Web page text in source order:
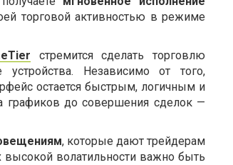
торговой активностью в режиме
стремится сделать торговлю
Независимо от того,
остается быстрым, логичным и
до совершения сделок —
, которые дают трейдерам
волатильности важно быть